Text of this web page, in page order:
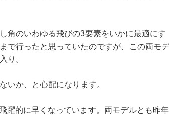
角のいわゆる飛びの3要素をいかに最適にす
で行ったと思っていたのですが、この両モデ
り。
か、と心配になります。
的に早くなっています。両モデルとも昨年